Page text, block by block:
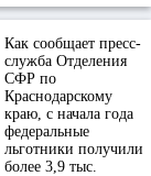
Как сообщает пресс-
служба Отделения
СФР по
Краснодарскому
краю, с начала года
федеральные
льготники получили
более 3,9 тыс.